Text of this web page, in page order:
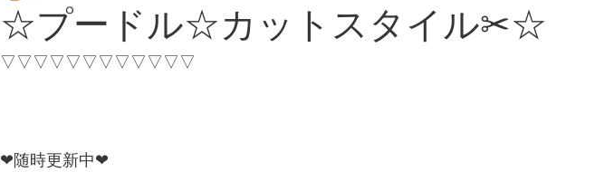
☆プードル☆カットスタイル✂︎☆
▽▽▽▽▽▽▽▽▽▽▽▽
❤︎随時更新中❤︎